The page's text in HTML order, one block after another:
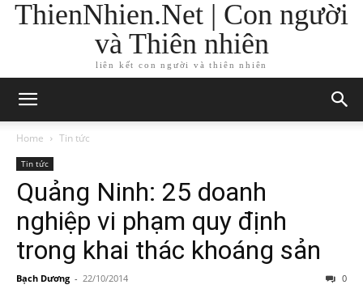
ThienNhien.Net | Con người
và Thiên nhiên
liên kết con người và thiên nhiên
Home Tin tức
Tin tức
Quảng Ninh: 25 doanh
nghiệp vi phạm quy định
trong khai thác khoáng sản
Bạch Dương - 22/10/2014 0